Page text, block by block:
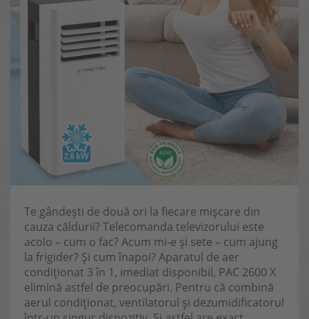
Te gândești de două ori la fiecare mișcare din
cauza căldurii? Telecomanda televizorului este
acolo – cum o fac? Acum mi-e și sete – cum ajung
la frigider? Și cum înapoi? Aparatul de aer
condiționat 3 în 1, imediat disponibil, PAC 2600 X
elimină astfel de preocupări. Pentru că combină
aerul condiționat, ventilatorul și dezumidificatorul